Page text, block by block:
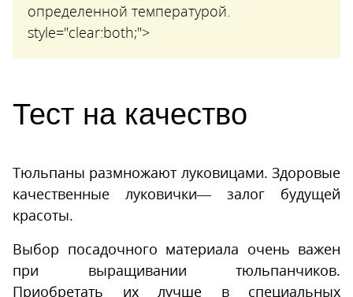
определенной температурой.
style="clear:both;">
Тест на качество
Тюльпаны размножают луковицами. Здоровые
качественные луковички— залог будущей
красоты.
Выбор посадочного материала очень важен
при выращивании тюльпанчиков.
Приобретать их лучше в специальных